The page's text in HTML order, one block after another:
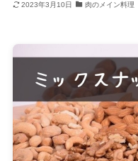
2023年3月10日 肉のメイン料理